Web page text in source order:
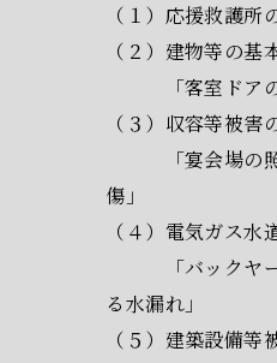
（１）応援救護所
（２）建物等の基
「客室ドアの
（３）収容等被害
「宴会場の照
傷」
（４）電気ガス水
「バックヤー
る水漏れ」
（５）建築設備等